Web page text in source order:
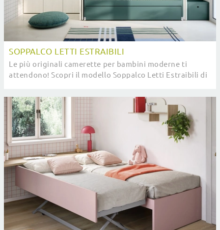
SOPPALCO LETTI ESTRAIBILI
Le più originali camerette per bambini moderne ti
attendono! Scopri il modello Soppalco Letti Estraibili di